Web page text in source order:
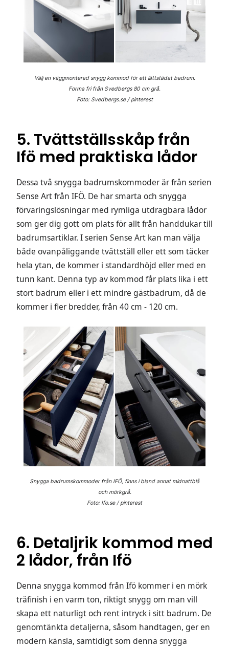
Välj en väggmonterad snygg kommod för ett lättstädat badrum.
Forma fri från Svedbergs 80 cm grå.
Foto: Svedbergs.se / pinterest
5. Tvättställsskåp från
Ifö med praktiska lådor
Dessa två snygga badrumskommoder är från serien
Sense Art från IFÖ. De har smarta och snygga
förvaringslösningar med rymliga utdragbara lådor
som ger dig gott om plats för allt från handdukar till
badrumsartiklar. I serien Sense Art kan man välja
både ovanpåliggande tvättställ eller ett som täcker
hela ytan, de kommer i standardhöjd eller med en
tunn kant. Denna typ av kommod får plats lika i ett
stort badrum eller i ett mindre gästbadrum, då de
kommer i fler bredder, från 40 cm - 120 cm.
Snygga badrumskommoder från IFÖ, finns i bland annat midnattblå
och mörkgrå.
Foto: Ifo.se / pinterest
6. Detaljrik kommod med
2 lådor, från Ifö
Denna snygga kommod från Ifö kommer i en mörk
träfinish i en varm ton, riktigt snygg om man vill
skapa ett naturligt och rent intryck i sitt badrum. De
genomtänkta detaljerna, såsom handtagen, ger en
modern känsla, samtidigt som denna snygga